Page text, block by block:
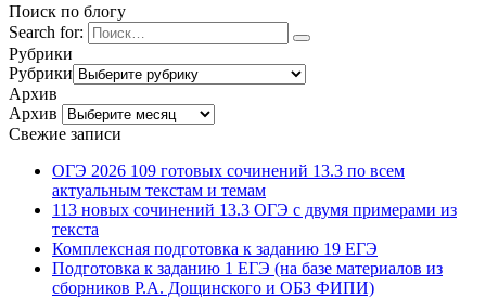
Поиск по блогу
Search for:
Рубрики
Рубрики
Архив
Архив
Свежие записи
ОГЭ 2026 109 готовых сочинений 13.3 по всем
актуальным текстам и темам
113 новых сочинений 13.3 ОГЭ с двумя примерами из
текста
Комплексная подготовка к заданию 19 ЕГЭ
Подготовка к заданию 1 ЕГЭ (на базе материалов из
сборников Р.А. Дощинского и ОБЗ ФИПИ)